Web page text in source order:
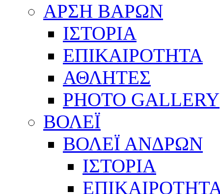
ΑΡΣΗ ΒΑΡΩΝ
ΙΣΤΟΡΙΑ
ΕΠΙΚΑΙΡΟΤΗΤΑ
ΑΘΛΗΤΕΣ
PHOTO GALLERY
ΒΟΛΕΪ
ΒΟΛΕΪ ΑΝΔΡΩΝ
ΙΣΤΟΡΙΑ